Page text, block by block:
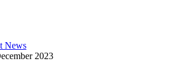
News
2023